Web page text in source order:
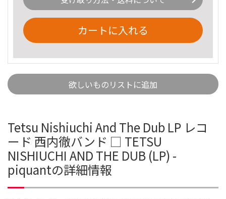
カートに入れる
欲しいものリストに追加
Tetsu Nishiuchi And The Dub LP レコ
ード 西内徹バンド □ TETSU
NISHIUCHI AND THE DUB (LP) -
piquantの詳細情報